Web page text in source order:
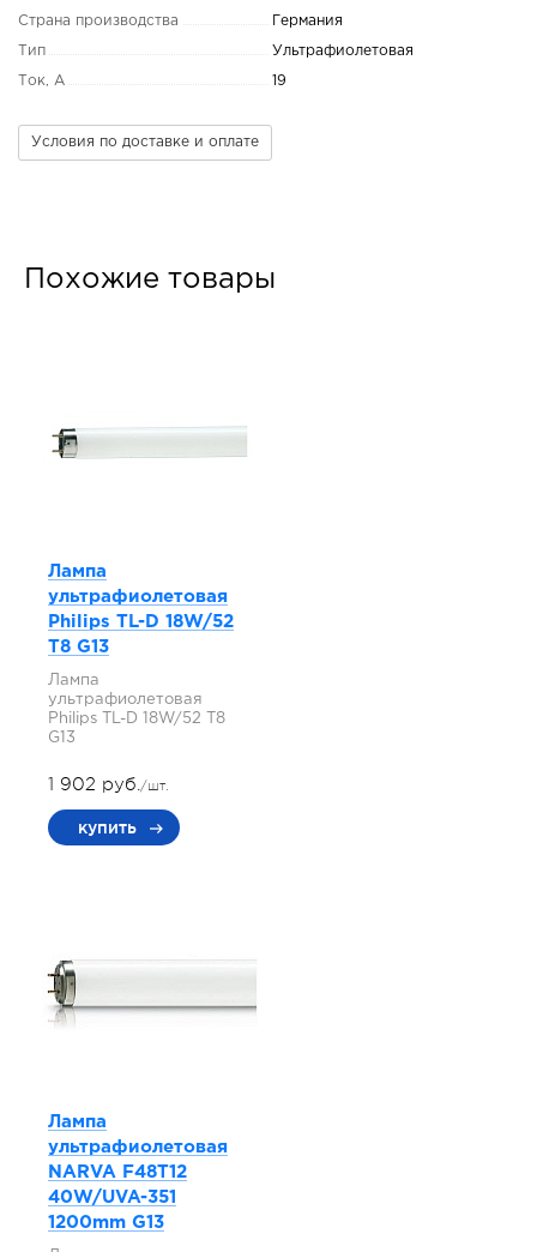
Страна производства Германия
Тип Ультрафиолетовая
Ток, А 19
Условия по доставке и оплате
Похожие товары
Лампа
ультрафиолетовая
Philips TL-D 18W/52
T8 G13
Лампа
ультрафиолетовая
Philips TL-D 18W/52 T8
G13
1 902 руб./шт.
купить
Лампа
ультрафиолетовая
NARVA F48T12
40W/UVA-351
1200mm G13